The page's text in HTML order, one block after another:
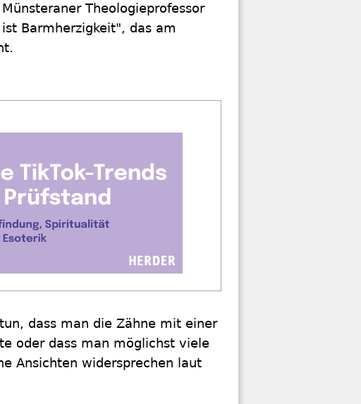
Theologieprofessor
Barmherzigkeit", das am
dass man die Zähne mit einer
oder dass man möglichst viele
Ansichten widersprechen laut